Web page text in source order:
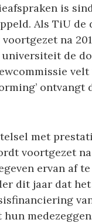
is
Als TiU de
na
universiteit de
ontvangt
met
voortgezet
ervan af
dit jaar dat